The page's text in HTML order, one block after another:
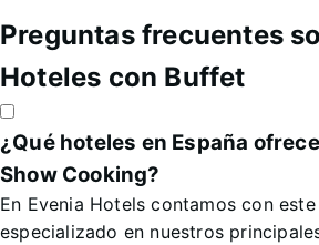
Preguntas frecuentes
Hoteles con Buffet
¿Qué hoteles en España
Show Cooking?
En Evenia Hotels contamos con
especializado en nuestros